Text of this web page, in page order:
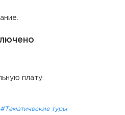
плату.
#Тематические туры